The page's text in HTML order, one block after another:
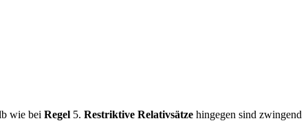
wie bei Regel 5. Restriktive Relativsätze hingegen sind zwingend